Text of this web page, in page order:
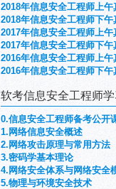
2018年信息安全工程师上
2018年信息安全工程师下
2017年信息安全工程师上
2017年信息安全工程师下
2016年信息安全工程师上
2016年信息安全工程师下
软考信息安全工程师
0.信息安全工程师备考公开
1.网络信息安全概述
2.网络攻击原理与常用方法
3.密码学基本理论
4.网络安全体系与网络安全
5.物理与环境安全技术